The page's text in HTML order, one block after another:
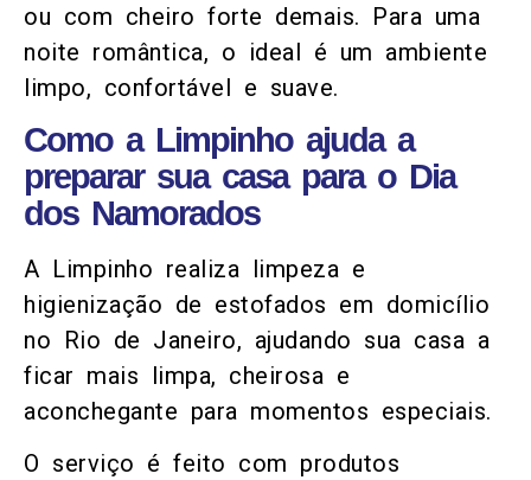
ou com cheiro forte demais. Para uma
noite romântica, o ideal é um ambiente
limpo, confortável e suave.
Como a Limpinho ajuda a
preparar sua casa para o Dia
dos Namorados
A Limpinho realiza limpeza e
higienização de estofados em domicílio
no Rio de Janeiro, ajudando sua casa a
ficar mais limpa, cheirosa e
aconchegante para momentos especiais.
O serviço é feito com produtos